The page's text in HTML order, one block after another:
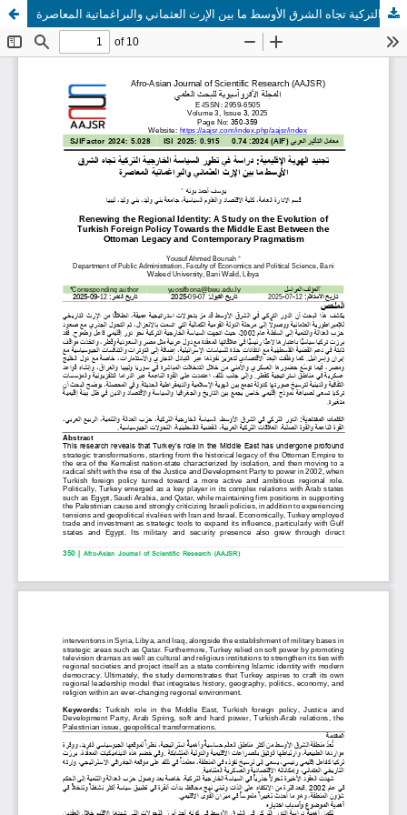
تجديد الهوية الإقليمية: دراسة في تطور السياسة الخارجية التركية تجاه الشرق الأوسط ما بين الإرث العثماني والبراغماتية المعاصرة